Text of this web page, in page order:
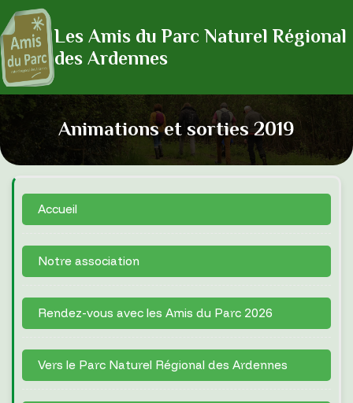
Les Amis du Parc Naturel Régional
des Ardennes
Animations et sorties 2019
Accueil
Notre association
Rendez-vous avec les Amis du Parc 2026
Vers le Parc Naturel Régional des Ardennes